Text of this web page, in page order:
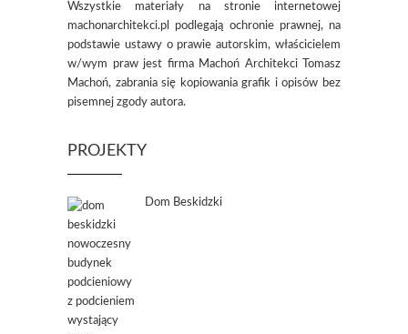
Wszystkie materiały na stronie internetowej
machonarchitekci.pl podlegają ochronie prawnej, na
podstawie ustawy o prawie autorskim, właścicielem
w/wym praw jest firma Machoń Architekci Tomasz
Machoń, zabrania się kopiowania grafik i opisów bez
pisemnej zgody autora.
PROJEKTY
Dom Beskidzki